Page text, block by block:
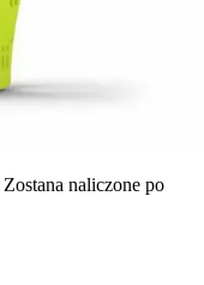
Zostana naliczone po